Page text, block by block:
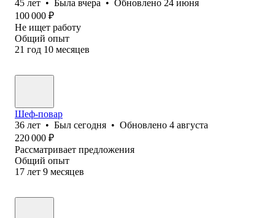
45 лет • Была вчера • Обновлено 24 июня
100 000 ₽
Не ищет работу
Общий опыт
21 год 10 месяцев
Шеф-повар
36 лет • Был сегодня • Обновлено 4 августа
220 000 ₽
Рассматривает предложения
Общий опыт
17 лет 9 месяцев